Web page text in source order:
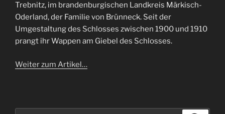
Trebnitz, im brandenburgischen Landkreis Märkisch-
Oderland, der Familie von Brünneck. Seit der
Umgestaltung des Schlosses zwischen 1900 und 1910
prangt ihr Wappen am Giebel des Schlosses.
Weiter zum Artikel…